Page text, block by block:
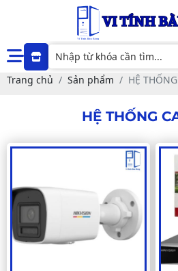
Trang chủ Sản phẩm HỆ
HỆ THỐNG